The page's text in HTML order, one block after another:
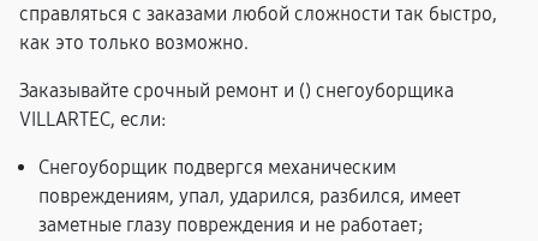
справляться с заказами любой сложности так быстро,
как это только возможно.
Заказывайте срочный ремонт и () снегоуборщика
VILLARTEC, если:
Снегоуборщик подвергся механическим
повреждениям, упал, ударился, разбился, имеет
заметные глазу повреждения и не работает;